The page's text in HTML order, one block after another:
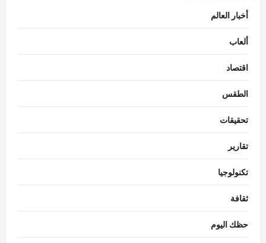
أخبار العالم
ألعاب
اقتصاد
الطقس
تحقيقات
تقارير
تكنولوجيا
ثقافة
حظك اليوم